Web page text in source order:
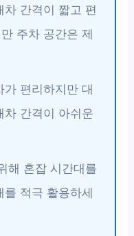
차 간격이 짧고 편
주차 공간은 제
편리하지만 대
차 간격이 아쉬운
해 혼잡 시간대를
적극 활용하세